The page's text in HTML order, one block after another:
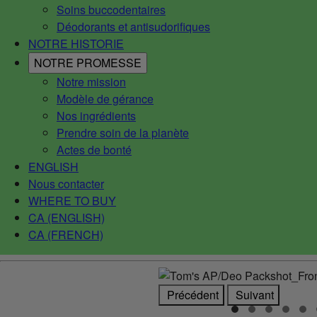
Soins buccodentaires
Déodorants et antisudorifiques
NOTRE HISTORIE
NOTRE PROMESSE
Notre mission
Modèle de gérance
Nos ingrédients
Prendre soin de la planète
Actes de bonté
ENGLISH
Nous contacter
WHERE TO BUY
CA (ENGLISH)
CA (FRENCH)
Précédent Suivant